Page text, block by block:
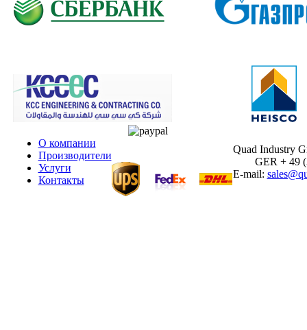
О компании
Производители
Услуги
Контакты
Quad Industry
GER + 49
E-mail: